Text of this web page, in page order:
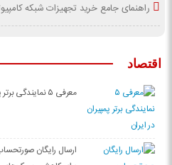
راهنمای جامع خرید تجهیزات شبکه
اقتصاد
معرفی ۵ نمایندگی برتر پمپیران در ایران
ارسال رایگان